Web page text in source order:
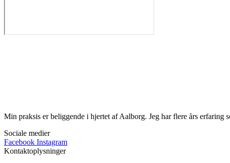
Min praksis er beliggende i hjertet af Aalborg. Jeg har flere års
Sociale medier
Facebook Instagram
Kontaktoplysninger​